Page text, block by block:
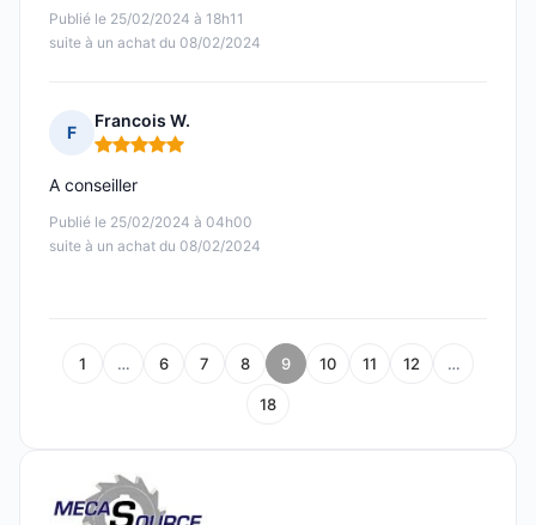
Publié le 25/02/2024 à 18h11
suite à un achat du 08/02/2024
F
Francois W.
Note : 5 sur 5
Publié le 25/02/2024 à 04h00
suite à un achat du 08/02/2024
A conseiller
1 … 6 7 8 9 10 11 12 …
18